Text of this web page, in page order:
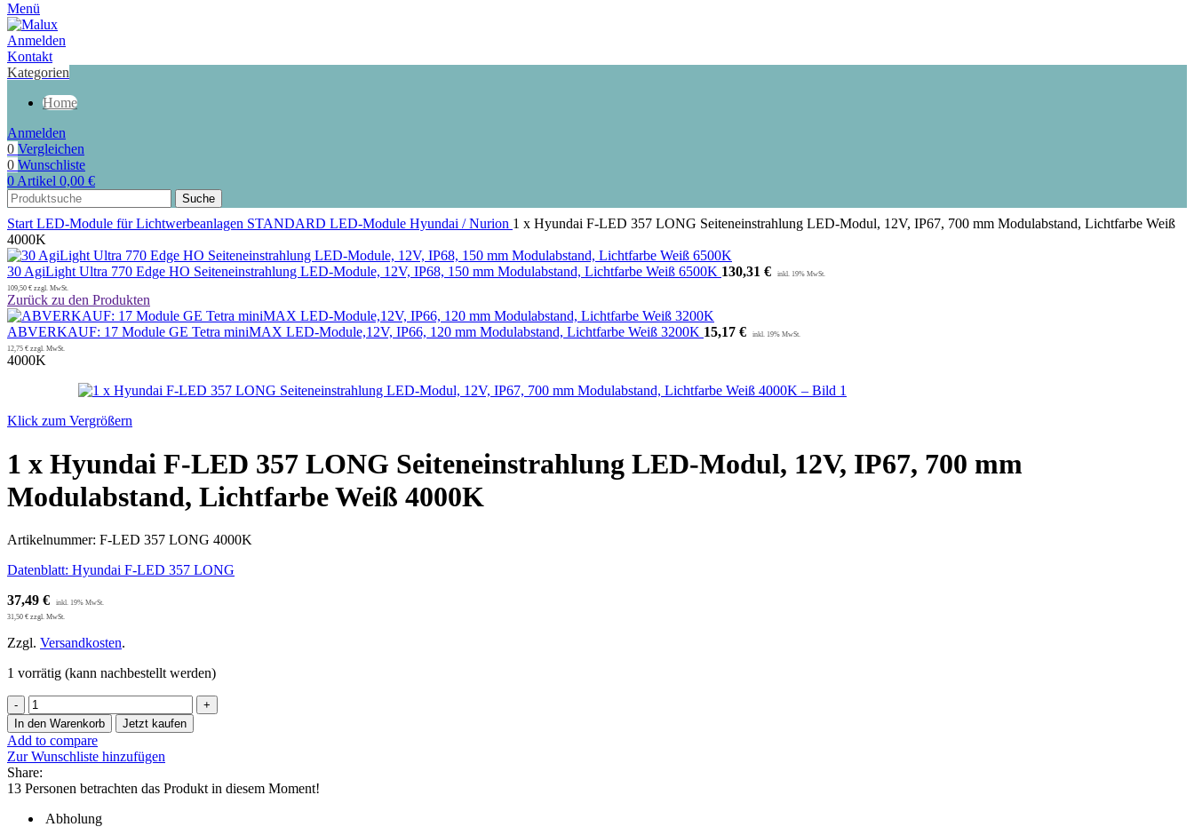
Menü
Anmelden
Kontakt
Kategorien
Home
Anmelden
0 Vergleichen
0 Wunschliste
0 Artikel 0,00 €
Suche
Start LED-Module für Lichtwerbeanlagen STANDARD LED-Module Hyundai / Nurion 1 x Hyundai F-LED 357 LONG Seiteneinstrahlung LED-Modul, 12V, IP67, 700 mm Modulabstand, Lichtfarbe Weiß
4000K
30 AgiLight Ultra 770 Edge HO Seiteneinstrahlung LED-Module, 12V, IP68, 150 mm Modulabstand, Lichtfarbe Weiß 6500K 130,31 €
109,50 € zzgl. MwSt.
Zurück zu den Produkten
ABVERKAUF: 17 Module GE Tetra miniMAX LED-Module,12V, IP66, 120 mm Modulabstand, Lichtfarbe Weiß 3200K 15,17 €
12,75 € zzgl. MwSt.
4000K
Klick zum Vergrößern
1 x Hyundai F-LED 357 LONG Seiteneinstrahlung LED-Modul, 12V, IP67, 700 mm
Modulabstand, Lichtfarbe Weiß 4000K
Artikelnummer: F-LED 357 LONG 4000K
Datenblatt: Hyundai F-LED 357 LONG
37,49 €
31,50 € zzgl. MwSt.
Zzgl. Versandkosten.
1 vorrätig (kann nachbestellt werden)
1
x
Hyundai
F-
LED
357
Seiteneinstrahlung
In den Warenkorb Jetzt kaufen
Add to compare
Zur Wunschliste hinzufügen
Share:
13 Personen betrachten das Produkt in diesem Moment!
Abholung